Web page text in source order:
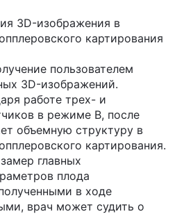
3D-изображения в
картирования
пользователем
3D-изображений.
работе трех- и
в режиме В, после
объемную структуру в
картирования.
главных
плода
в ходе
врач может судить о